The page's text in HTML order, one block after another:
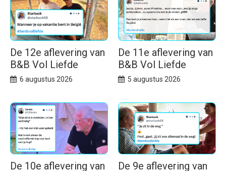
De 12e aflevering van
B&B Vol Liefde
6 augustus 2026
De 11e aflevering van
B&B Vol Liefde
5 augustus 2026
De 10e aflevering van
De 9e aflevering van